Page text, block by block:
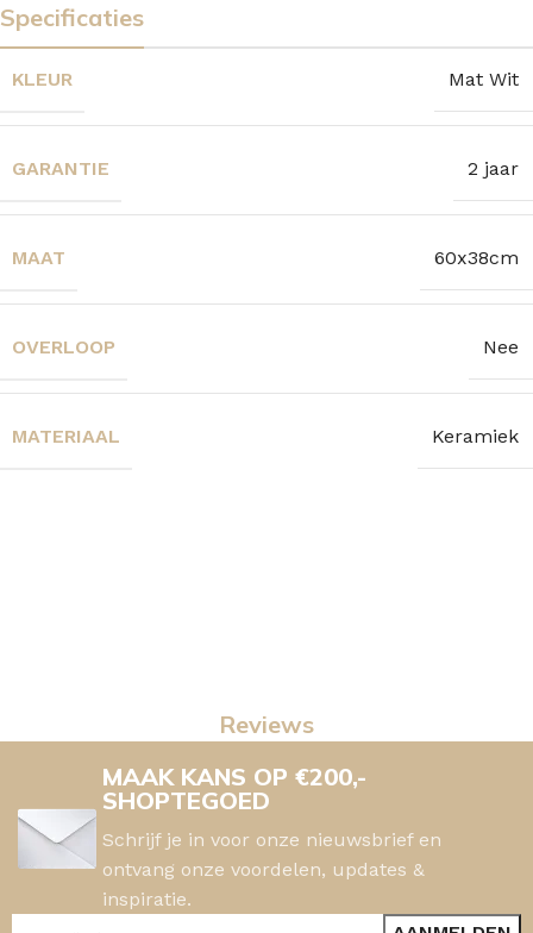
Specificaties
KLEUR Mat Wit
GARANTIE 2 jaar
MAAT 60x38cm
OVERLOOP Nee
MATERIAAL Keramiek
Reviews
MAAK KANS OP €200,-
SHOPTEGOED
Schrijf je in voor onze nieuwsbrief en
ontvang onze voordelen, updates &
inspiratie.